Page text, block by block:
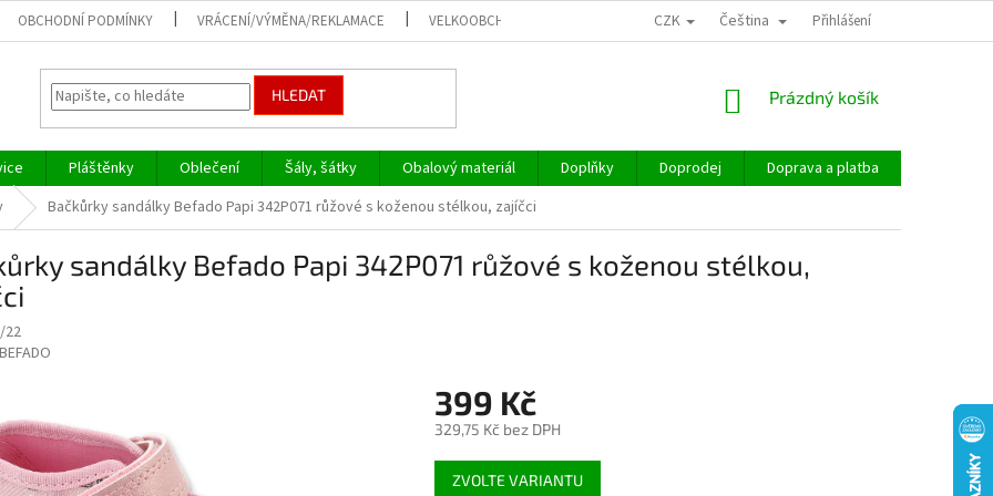
OBCHODNÍ PODMÍNKY VRÁCENÍ/VÝMĚNA/REKLAMACE VELKOOBCHOD CZK Čeština Přihlášení
HLEDAT
NÁKUPNÍ
Prázdný košík
Pláštěnky Oblečení Šály, šátky Obalový materiál Doplňky Doprodej Doprava a platba
Bačkůrky sandálky Befado Papi 342P071 růžové s koženou stélkou, zajíčci
sandálky Befado Papi 342P071 růžové s koženou stélkou,
22
BEFADO
399 Kč
329,75 Kč bez DPH
Měrná
cena:
ZVOLTE VARIANTU